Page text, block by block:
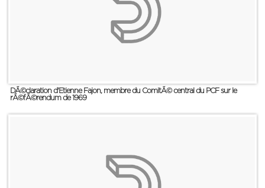
DÃ©claration d'Etienne Fajon, membre du ComitÃ© central du PCF sur le
rÃ©fÃ©rendum de 1969